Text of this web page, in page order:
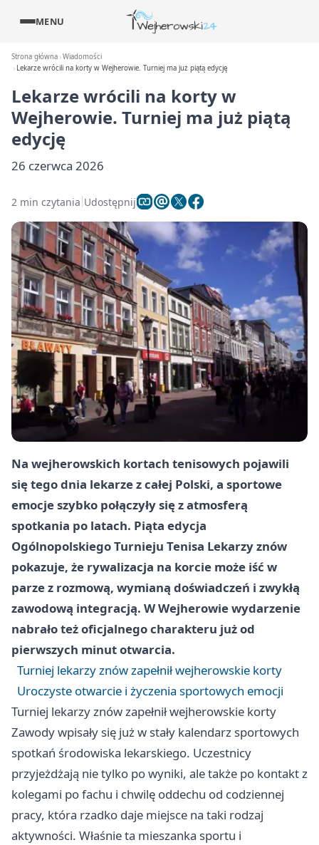
MENU
Strona główna Wiadomości
Lekarze wrócili na korty w Wejherowie. Turniej ma już piątą edycję
Lekarze wrócili na korty w
Wejherowie. Turniej ma już piątą
edycję
26 czerwca 2026
2 min czytania Udostępnij
Na wejherowskich kortach tenisowych pojawili
się tego dnia lekarze z całej Polski, a sportowe
emocje szybko połączyły się z atmosferą
spotkania po latach. Piąta edycja
Ogólnopolskiego Turnieju Tenisa Lekarzy znów
pokazuje, że rywalizacja na korcie może iść w
parze z rozmową, wymianą doświadczeń i zwykłą
zawodową integracją. W Wejherowie wydarzenie
nabrało też oficjalnego charakteru już od
pierwszych minut otwarcia.
Turniej lekarzy znów zapełnił wejherowskie korty
Uroczyste otwarcie i życzenia sportowych emocji
Turniej lekarzy znów zapełnił wejherowskie korty
Zawody wpisały się już w stały kalendarz sportowych
spotkań środowiska lekarskiego. Uczestnicy
przyjeżdżają nie tylko po wyniki, ale także po kontakt z
kolegami po fachu i chwilę oddechu od codziennej
pracy, która rzadko daje miejsce na taki rodzaj
aktywności. Właśnie ta mieszanka sportu i